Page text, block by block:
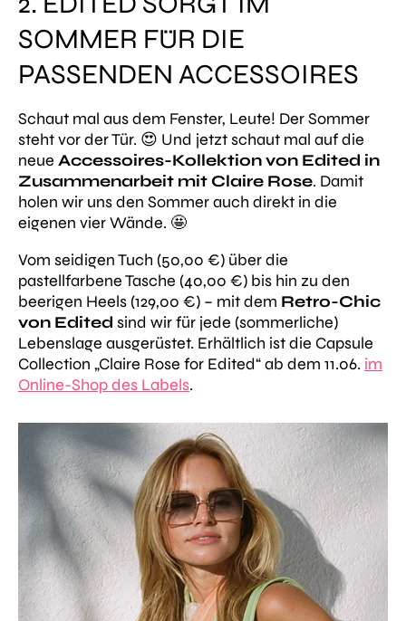
SOMMER FÜR DIE
PASSENDEN ACCESSOIRES
Schaut mal aus dem Fenster, Leute! Der Sommer
steht vor der Tür. 😍 Und jetzt schaut mal auf die
neue Accessoires-Kollektion von Edited in
Zusammenarbeit mit Claire Rose. Damit
holen wir uns den Sommer auch direkt in die
eigenen vier Wände. 🤩
Vom seidigen Tuch (50,00 €) über die
pastellfarbene Tasche (40,00 €) bis hin zu den
beerigen Heels (129,00 €) – mit dem Retro-Chic
von Edited sind wir für jede (sommerliche)
Lebenslage ausgerüstet. Erhältlich ist die Capsule
Collection „Claire Rose for Edited“ ab dem 11.06. im
Online-Shop des Labels.